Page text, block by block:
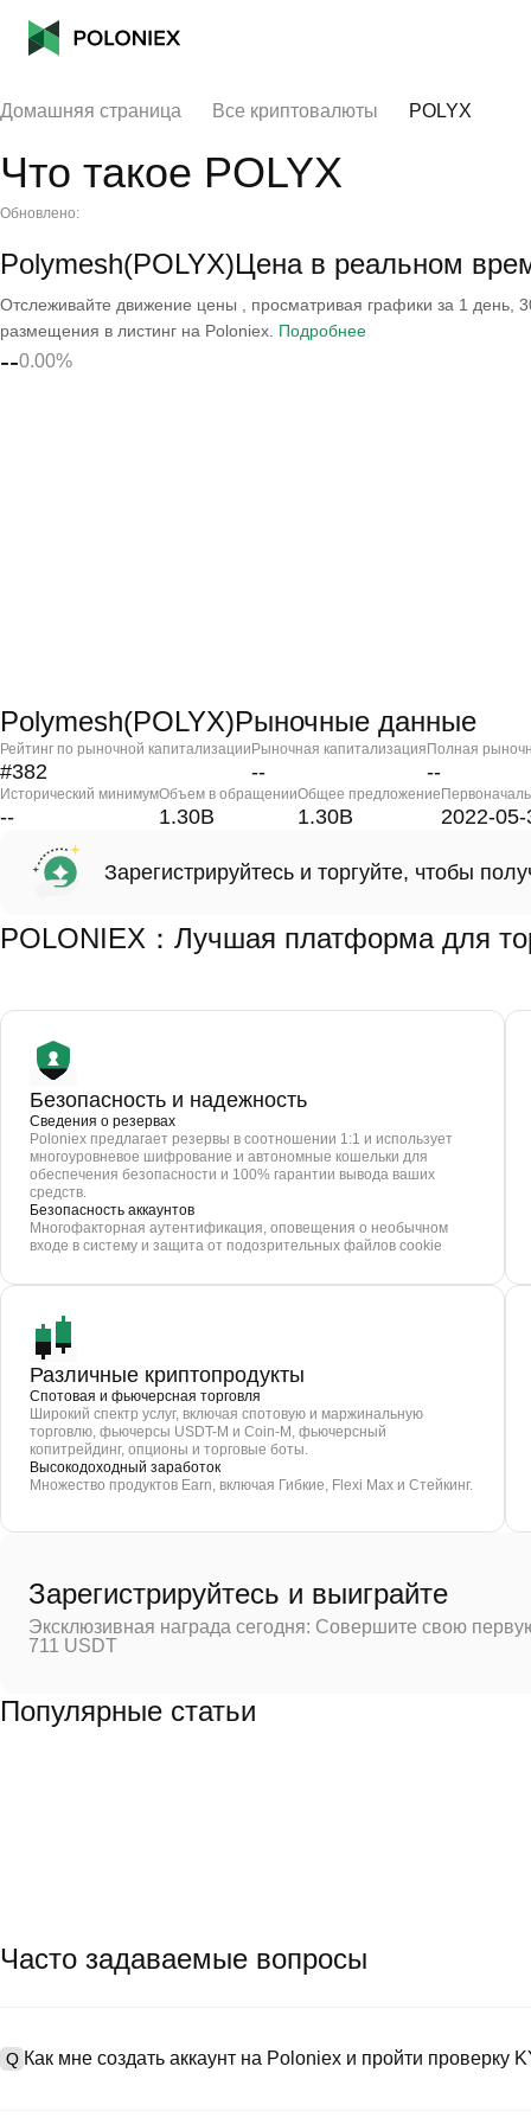
Домашняя страница Все криптовалюты POLYX
Что такое POLYX
Обновлено:
Polymesh(POLYX)Цена в реальном
Отслеживайте движение цены , просматривая графики за 1 день,
размещения в листинг на Poloniex. Подробнее
--0.00%
Polymesh(POLYX)Рыночные данные
Рейтинг по рыночной капитализации
#382
Рыночная капитализация
--
Полная
--
Исторический минимум
--
Объем в обращении
1.30B
Общее предложение
1.30B 2022-05-
Зарегистрируйтесь и торгуйте, чтобы
POLONIEX：Лучшая платформа для
Безопасность и надежность
Сведения о резервах
Poloniex предлагает резервы в соотношении 1:1 и использует
многоуровневое шифрование и автономные кошельки для
обеспечения безопасности и 100% гарантии вывода ваших
средств.
Безопасность аккаунтов
Многофакторная аутентификация, оповещения о необычном
входе в систему и защита от подозрительных файлов cookie
Различные криптопродукты
Спотовая и фьючерсная торговля
Широкий спектр услуг, включая спотовую и маржинальную
торговлю, фьючерсы USDT-M и Coin-M, фьючерсный
копитрейдинг, опционы и торговые боты.
Высокодоходный заработок
Множество продуктов Earn, включая Гибкие, Flexi Max и Стейкинг.
Зарегистрируйтесь и выиграйте
Эксклюзивная награда сегодня: Совершите свою
711 USDT
Популярные статьи
Часто задаваемые вопросы
Q Как мне создать аккаунт на Poloniex и пройти проверку